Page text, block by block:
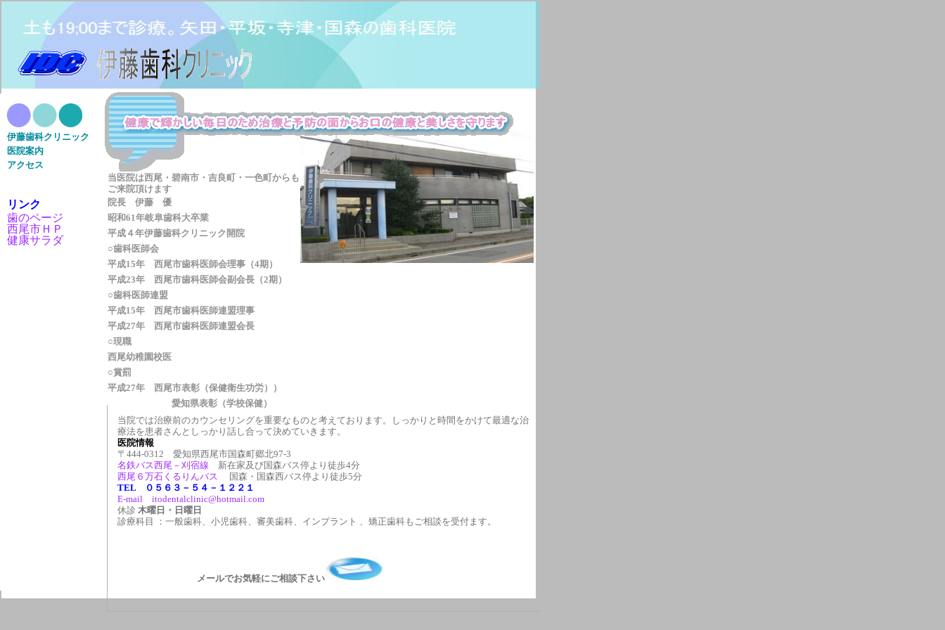
伊藤歯科クリニック
医院案内
アクセス
リンク
歯のページ
西尾市ＨＰ
健康サラダ
当医院は西尾・碧南市・吉良町・一色町からも
ご来院頂けます
院長 伊藤 優
昭和61年岐阜歯科大卒業
平成４年伊藤歯科クリニック開院
○歯科医師会
平成15年 西尾市歯科医師会理事（4期）
平成23年 西尾市歯科医師会副会長（2期）
○歯科医師連盟
平成15年 西尾市歯科医師連盟理事
平成27年 西尾市歯科医師連盟会長
○現職
西尾幼稚園校医
○賞罰
平成27年 西尾市表彰（保健衛生功労））
愛知県表彰（学校保健）
当院では治療前のカウンセリングを重要なものと考えております。しっかりと時間をかけて最適な治
療法を患者さんとしっかり話し合って決めていきます。
医院情報
〒444-0312 愛知県西尾市国森町郷北97-3
名鉄バス西尾－刈宿線 新在家及び国森バス停より徒歩4分
西尾６万石くるりんバス 国森・国森西バス停より徒歩5分
TEL ０５６３－５４－１２２１
E-mail itodentalclinic@hotmail.com
休診 木曜日・日曜日
診療科目 ：一般歯科、小児歯科、審美歯科、インプラント 、矯正歯科もご相談を受付ます。
メールでお気軽にご相談下さい